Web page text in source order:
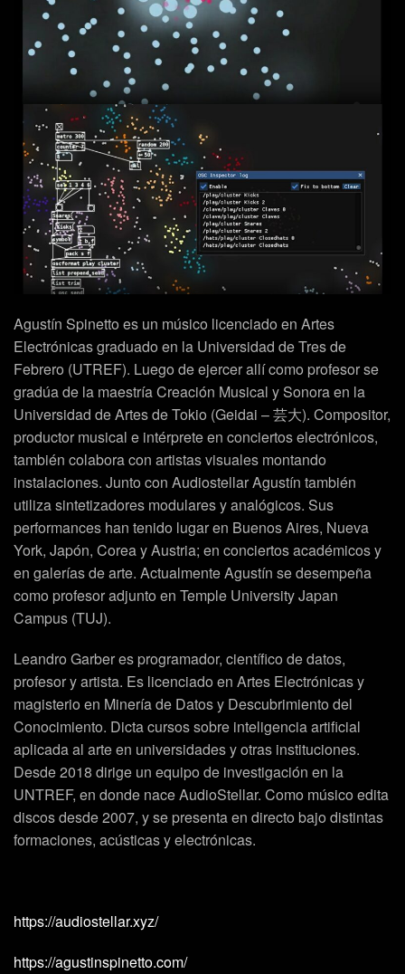
Agustín Spinetto es un músico licenciado en Artes
Electrónicas graduado en la Universidad de Tres de
Febrero (UTREF). Luego de ejercer allí como profesor se
gradúa de la maestría Creación Musical y Sonora en la
Universidad de Artes de Tokio (Geidai – 芸大). Compositor,
productor musical e intérprete en conciertos electrónicos,
también colabora con artistas visuales montando
instalaciones. Junto con Audiostellar Agustín también
utiliza sintetizadores modulares y analógicos. Sus
performances han tenido lugar en Buenos Aires, Nueva
York, Japón, Corea y Austria; en conciertos académicos y
en galerías de arte. Actualmente Agustín se desempeña
como profesor adjunto en Temple University Japan
Campus (TUJ).
Leandro Garberes programador, científico de datos,
profesor y artista. Es licenciado en Artes Electrónicas y
magisterio en Minería de Datos y Descubrimiento del
Conocimiento. Dicta cursos sobre inteligencia artificial
aplicada al arte en universidades y otras instituciones.
Desde 2018 dirige un equipo de investigación en la
UNTREF, en donde nace AudioStellar. Como músico edita
discos desde 2007, y se presenta en directo bajo distintas
formaciones, acústicas y electrónicas.
https://audiostellar.xyz/
https://agustinspinetto.com/